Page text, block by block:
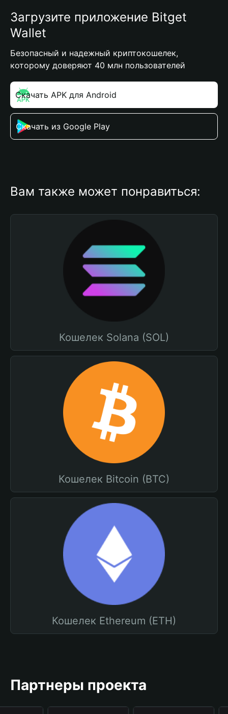
Загрузите приложение Bitget
Wallet
Безопасный и надежный криптокошелек,
которому доверяют 40 млн пользователей
Скачать APK для Android
Скачать из Google Play
Вам также может понравиться:
Кошелек Solana (SOL)
Кошелек Bitcoin (BTC)
Кошелек Ethereum (ETH)
Партнеры проекта